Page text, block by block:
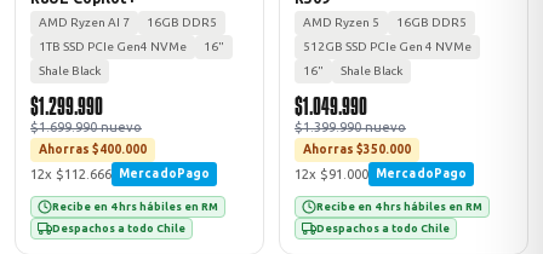
AMD Ryzen AI 7
16GB DDR5
1TB SSD PCIe Gen4 NVMe
16"
Shale Black
$1.299.990
$1.699.990 nuevo
Ahorras $400.000
12x $112.666 MercadoPago
Recibe en 4 hrs hábiles en RM
Despachos a todo Chile
AMD Ryzen 5
16GB DDR5
512GB SSD PCIe Gen 4 NVMe
16"
Shale Black
$1.049.990
$1.399.990 nuevo
Ahorras $350.000
12x $91.000 MercadoPago
Recibe en 4 hrs hábiles en RM
Despachos a todo Chile